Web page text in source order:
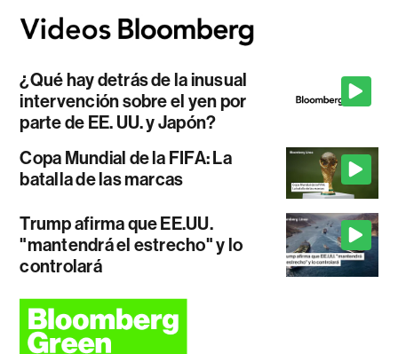
¿Qué hay detrás de la inusual
intervención sobre el yen por
parte de EE. UU. y Japón?
Copa Mundial de la FIFA: La
batalla de las marcas
Trump afirma que EE.UU.
"mantendrá el estrecho" y lo
controlará